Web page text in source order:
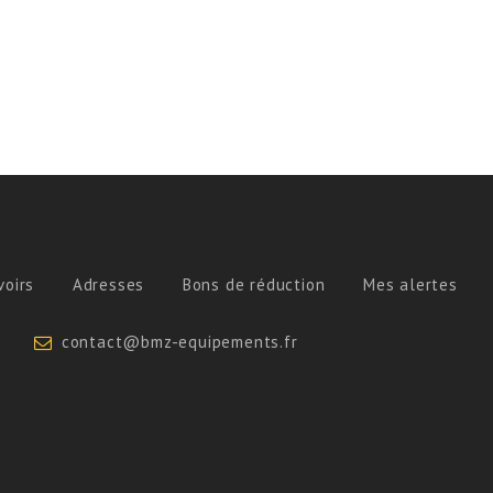
Adresses Bons de réduction Mes alertes
contact@bmz-equipements.fr